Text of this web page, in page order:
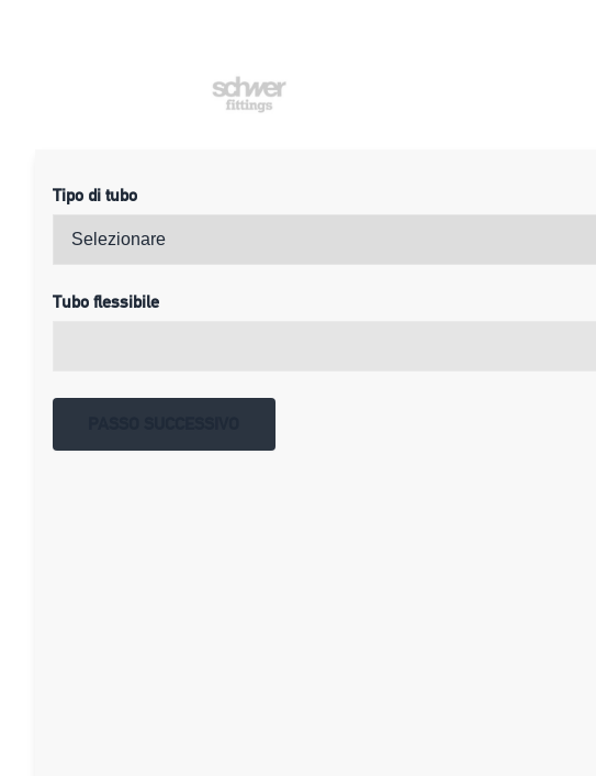
Tipo di tubo
Tubo flessibile